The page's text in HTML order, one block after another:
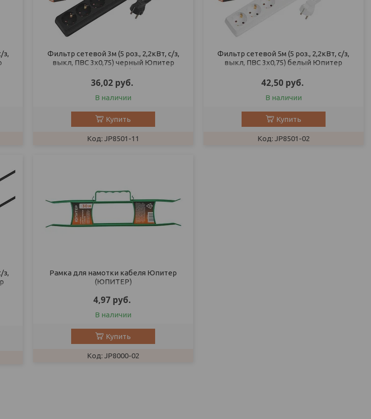
з,
Фильтр сетевой 3м (5 роз., 2,2кВт, с/з,
выкл, ПВС 3х0,75) черный Юпитер
(ЮПИТЕР)
36,02 руб.
В наличии
Купить
JP8501-11
Фильтр сетевой 5м (5 роз., 2,2кВт, с/з,
выкл, ПВС 3х0,75) белый Юпитер
(ЮПИТЕР)
42,50 руб.
В наличии
Купить
JP8501-02
з,
Рамка для намотки кабеля Юпитер
(ЮПИТЕР)
4,97 руб.
В наличии
Купить
JP8000-02